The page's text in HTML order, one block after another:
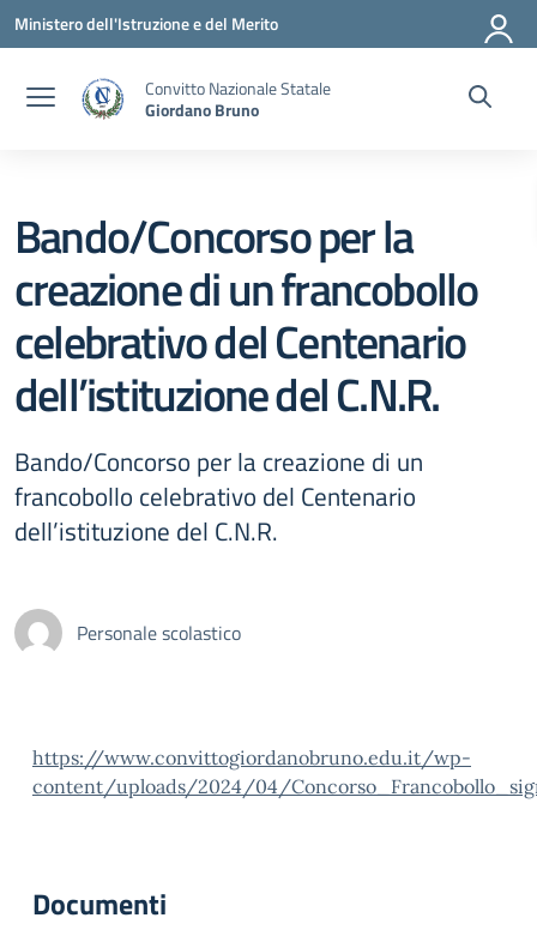
Vai ai contenuti
Vai al menu di navigazione
Vai al footer
Ministero dell'Istruzione e del Merito
Convitto Nazionale Statale
Giordano Bruno
Bando/Concorso per la
creazione di un francobollo
celebrativo del Centenario
dell’istituzione del C.N.R.
Bando/Concorso per la creazione di un
francobollo celebrativo del Centenario
dell’istituzione del C.N.R.
Personale scolastico
https://www.convittogiordanobruno.edu.it/wp-
content/uploads/2024/04/
Documenti